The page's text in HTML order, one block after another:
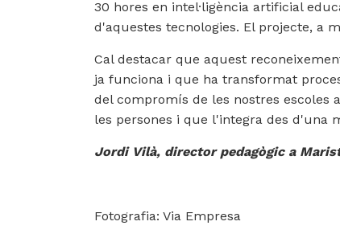
30 hores en intel·ligència artificial
d'aquestes tecnologies. El projecte, a
Cal destacar que aquest
ja funciona i que ha transformat
del compromís de les nostres escoles
les persones i que l'integra des d'una
Jordi Vilà, director pedagògic a
Fotografia: Via Empresa